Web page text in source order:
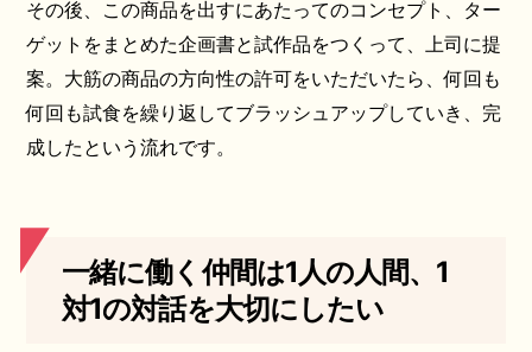
その後、この商品を出すにあたってのコンセプト、ター
ゲットをまとめた企画書と試作品をつくって、上司に提
案。大筋の商品の方向性の許可をいただいたら、何回も
何回も試食を繰り返してブラッシュアップしていき、完
成したという流れです。
一緒に働く仲間は1人の人間、1
対1の対話を大切にしたい